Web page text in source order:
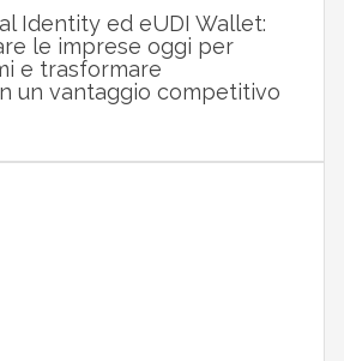
Identity ed eUDI Wallet:
le imprese oggi per
e trasformare
un vantaggio competitivo